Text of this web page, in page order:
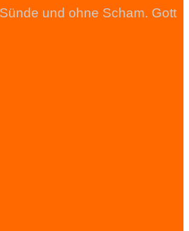
und ohne Scham. Gott